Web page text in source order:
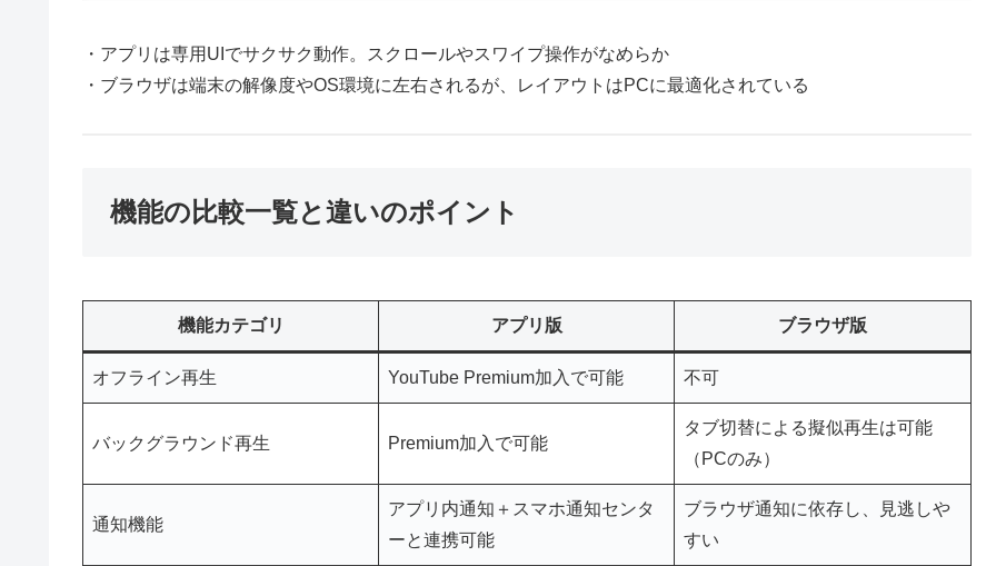
・アプリは専用UIでサクサク動作。スクロールやスワイプ操作がなめらか
・ブラウザは端末の解像度やOS環境に左右されるが、レイアウトはPCに最適化されている
機能の比較一覧と違いのポイント
機能カテゴリ アプリ版 ブラウザ版
オフライン再生 YouTube Premium加入で可能 不可
バックグラウンド再生 Premium加入で可能
タブ切替による擬似再生は可能
（PCのみ）
通知機能
アプリ内通知＋スマホ通知センタ
ーと連携可能
ブラウザ通知に依存し、見逃しや
すい